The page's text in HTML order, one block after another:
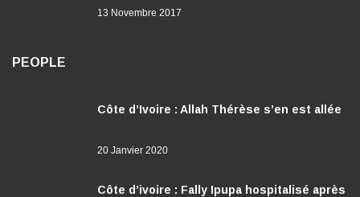
13 Novembre 2017
PEOPLE
Côte d’Ivoire : Allah Thérèse s’en est allée
20 Janvier 2020
Côte d’ivoire : Fally Ipupa hospitalisé après